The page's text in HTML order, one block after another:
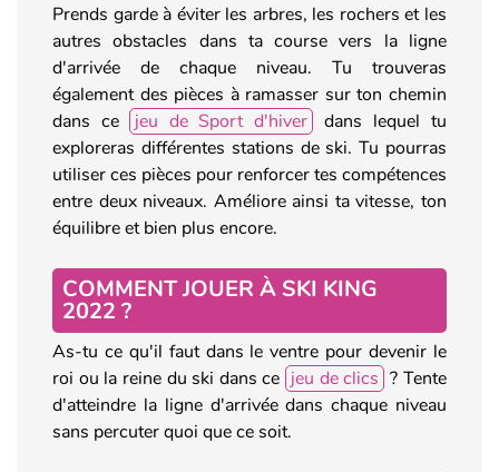
Prends garde à éviter les arbres, les rochers et les
autres obstacles dans ta course vers la ligne
d'arrivée de chaque niveau. Tu trouveras
également des pièces à ramasser sur ton chemin
dans ce
jeu de Sport d'hiver
dans lequel tu
exploreras différentes stations de ski. Tu pourras
utiliser ces pièces pour renforcer tes compétences
entre deux niveaux. Améliore ainsi ta vitesse, ton
équilibre et bien plus encore.
COMMENT JOUER À SKI KING
2022 ?
As-tu ce qu'il faut dans le ventre pour devenir le
roi ou la reine du ski dans ce jeu de clics ? Tente
d'atteindre la ligne d'arrivée dans chaque niveau
sans percuter quoi que ce soit.